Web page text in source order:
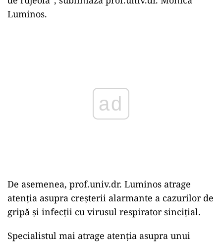
Luminos.
De asemenea, prof.univ.dr. Luminos atrage
atenția asupra creșterii alarmante a cazurilor de
gripă și infecții cu virusul respirator sincițial.
Specialistul mai atrage atenția asupra unui